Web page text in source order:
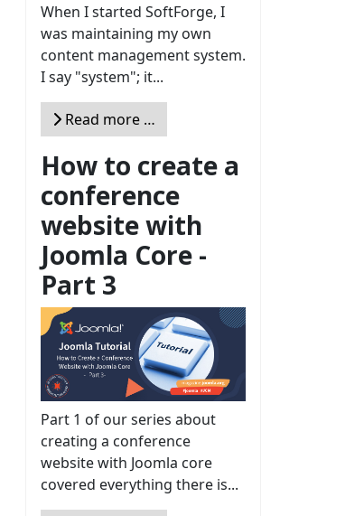
When I started SoftForge, I
was maintaining my own
content management system.
I say "system"; it...
Read more …
How to create a
conference
website with
Joomla Core -
Part 3
Part 1 of our series about
creating a conference
website with Joomla core
covered everything there is...